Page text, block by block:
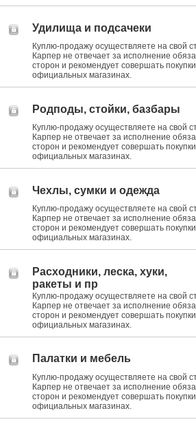
Удилища и подсачеки
Куплю-продажу осуществляете на свой
Карпер не отвечает за исполнение
сторон и рекомендует совершать
официальных магазинах.
Родподы, стойки, базбары
Куплю-продажу осуществляете на свой
Карпер не отвечает за исполнение
сторон и рекомендует совершать
официальных магазинах.
Чехлы, сумки и одежда
Куплю-продажу осуществляете на свой
Карпер не отвечает за исполнение
сторон и рекомендует совершать
официальных магазинах.
Расходники, леска, хуки,
ракеты и пр
Куплю-продажу осуществляете на свой
Карпер не отвечает за исполнение
сторон и рекомендует совершать
официальных магазинах.
Палатки и мебель
Куплю-продажу осуществляете на свой
Карпер не отвечает за исполнение
сторон и рекомендует совершать
официальных магазинах.